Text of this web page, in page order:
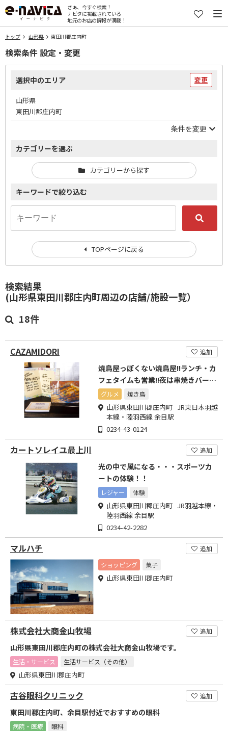
さぁ、今すぐ検索！
ナビタに掲載されている
地元のお店の情報が満載！
トップ 山形県 東田川郡庄内町
検索結果
(山形県東田川郡庄内町周辺の店舗/施設一覧）
18件
CAZAMIDORI 追加
焼鳥屋っぽくない焼鳥屋!!ランチ・カ
フェタイムも営業!!夜は串焼きバーに
変わります!!
グルメ 焼き鳥
山形県東田川郡庄内町 JR東日本羽越
本線・陸羽西線 余目駅
0234-43-0124
カートソレイユ最上川 追加
光の中で風になる・・・スポーツカ
ートの体験！！
レジャー 体験
山形県東田川郡庄内町 JR羽越本線・
陸羽西線 余目駅
0234-42-2282
マルハチ
追加
ショッピング
菓子
山形県東田川郡庄内町
株式会社大商金山牧場 追加
山形県東田川郡庄内町の株式会社大商金山牧場です。
生活・サービス 生活サービス（その他）
山形県東田川郡庄内町
古谷眼科クリニック 追加
東田川郡庄内町、余目駅付近でおすすめの眼科
病院・医療 眼科
検索条件 設定・変更
選択中のエリア 変更
山形県
東田川郡庄内町
条件を変更
カテゴリーを選ぶ
カテゴリーから探す
キーワードで絞り込む
TOPページに戻る